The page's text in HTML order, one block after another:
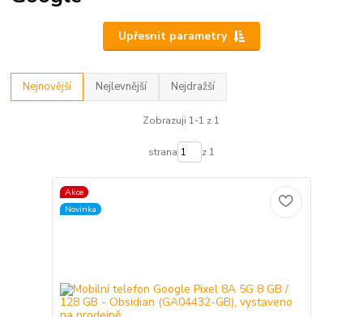
Upřesnit parametry
Nejnovější Nejlevnější Nejdražší
Zobrazuji 1-1 z 1
strana z 1
Akce
Novinka